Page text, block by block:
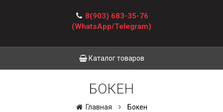
8(903) 683-35-76
(WhatsApp/Telegram)
Каталог товаров
БОКЕН
Главная Бокен